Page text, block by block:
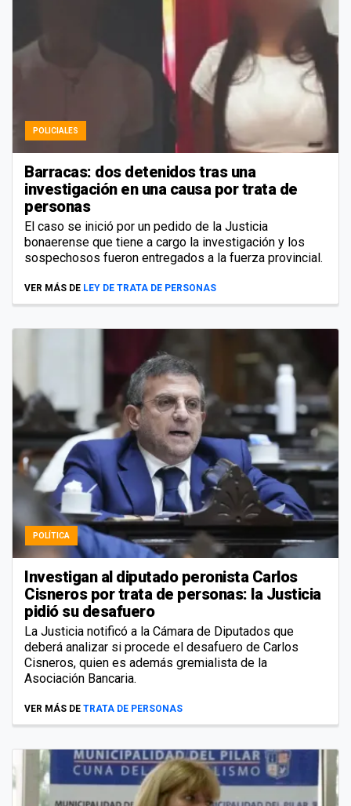
POLICIALES
Barracas: dos detenidos tras una
investigación en una causa por trata de
personas
El caso se inició por un pedido de la Justicia
bonaerense que tiene a cargo la investigación y los
sospechosos fueron entregados a la fuerza provincial.
VER MÁS DE LEY DE TRATA DE PERSONAS
POLÍTICA
Investigan al diputado peronista Carlos
Cisneros por trata de personas: la Justicia
pidió su desafuero
La Justicia notificó a la Cámara de Diputados que
deberá analizar si procede el desafuero de Carlos
Cisneros, quien es además gremialista de la
Asociación Bancaria.
VER MÁS DE TRATA DE PERSONAS